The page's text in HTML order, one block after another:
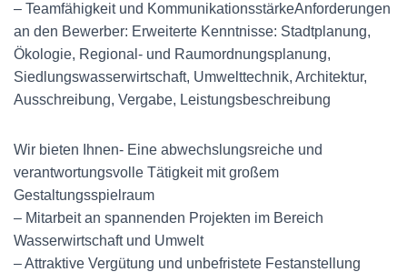
– Teamfähigkeit und KommunikationsstärkeAnforderungen
an den Bewerber: Erweiterte Kenntnisse: Stadtplanung,
Ökologie, Regional- und Raumordnungsplanung,
Siedlungswasserwirtschaft, Umwelttechnik, Architektur,
Ausschreibung, Vergabe, Leistungsbeschreibung
Wir bieten Ihnen- Eine abwechslungsreiche und
verantwortungsvolle Tätigkeit mit großem
Gestaltungsspielraum
– Mitarbeit an spannenden Projekten im Bereich
Wasserwirtschaft und Umwelt
– Attraktive Vergütung und unbefristete Festanstellung